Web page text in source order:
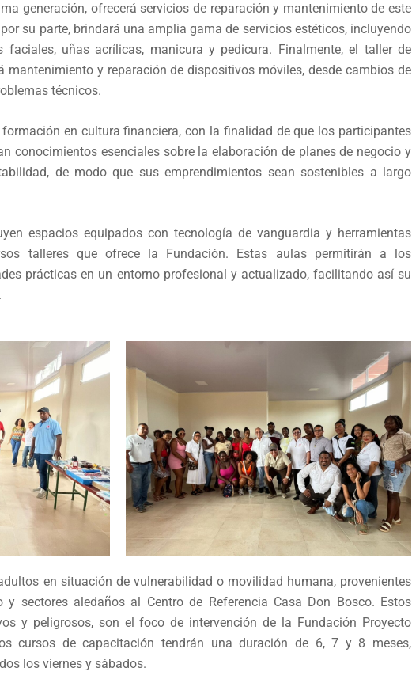
generación, ofrecerá servicios de reparación y mantenimiento de este
su parte, brindará una amplia gama de servicios estéticos, incluyendo
faciales, uñas acrílicas, manicura y pedicura. Finalmente, el taller de
mantenimiento y reparación de dispositivos móviles, desde cambios de
técnicos.
en cultura financiera, con la finalidad de que los participantes
conocimientos esenciales sobre la elaboración de planes de negocio y
de modo que sus emprendimientos sean sostenibles a largo
espacios equipados con tecnología de vanguardia y herramientas
talleres que ofrece la Fundación. Estas aulas permitirán a los
prácticas en un entorno profesional y actualizado, facilitando así su
en situación de vulnerabilidad o movilidad humana, provenientes
sectores aledaños al Centro de Referencia Casa Don Bosco. Estos
y peligrosos, son el foco de intervención de la Fundación Proyecto
cursos de capacitación tendrán una duración de 6, 7 y 8 meses,
los viernes y sábados.